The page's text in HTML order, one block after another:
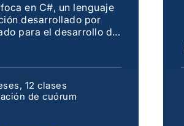
en C#, un lenguaje
desarrollado por
para el desarrollo de
12 clases
de cuórum